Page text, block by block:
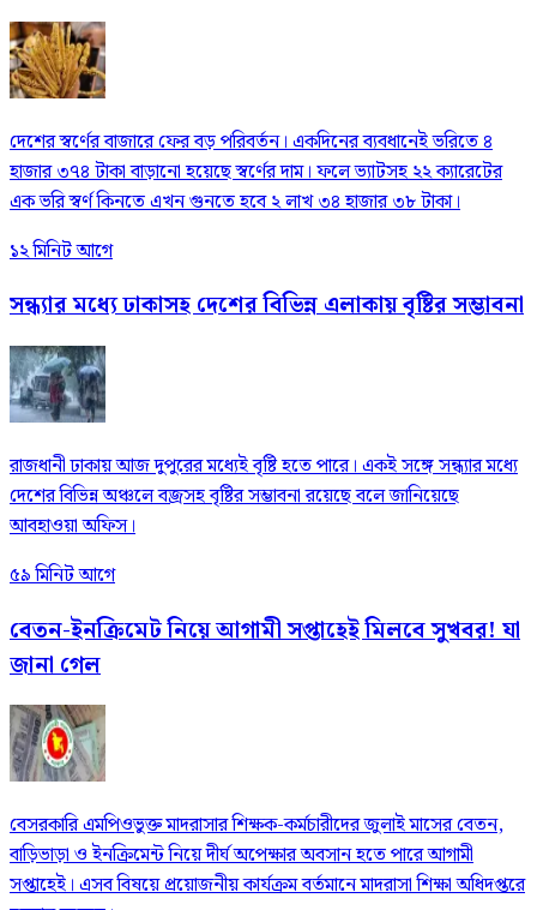
দেশের স্বর্ণের বাজারে ফের বড় পরিবর্তন। একদিনের ব্যবধানেই ভরিতে ৪
হাজার ৩৭৪ টাকা বাড়ানো হয়েছে স্বর্ণের দাম। ফলে ভ্যাটসহ ২২ ক্যারেটের
এক ভরি স্বর্ণ কিনতে এখন গুনতে হবে ২ লাখ ৩৪ হাজার ৩৮ টাকা।
১২ মিনিট আগে
সন্ধ্যার মধ্যে ঢাকাসহ দেশের বিভিন্ন এলাকায় বৃষ্টির সম্ভাবনা
রাজধানী ঢাকায় আজ দুপুরের মধ্যেই বৃষ্টি হতে পারে। একই সঙ্গে সন্ধ্যার মধ্যে
দেশের বিভিন্ন অঞ্চলে বজ্রসহ বৃষ্টির সম্ভাবনা রয়েছে বলে জানিয়েছে
আবহাওয়া অফিস।
৫৯ মিনিট আগে
বেতন-ইনক্রিমেট নিয়ে আগামী সপ্তাহেই মিলবে সুখবর! যা
জানা গেল
বেসরকারি এমপিওভুক্ত মাদরাসার শিক্ষক-কর্মচারীদের জুলাই মাসের বেতন,
বাড়িভাড়া ও ইনক্রিমেন্ট নিয়ে দীর্ঘ অপেক্ষার অবসান হতে পারে আগামী
সপ্তাহেই। এসব বিষয়ে প্রয়োজনীয় কার্যক্রম বর্তমানে মাদরাসা শিক্ষা অধিদপ্তরে